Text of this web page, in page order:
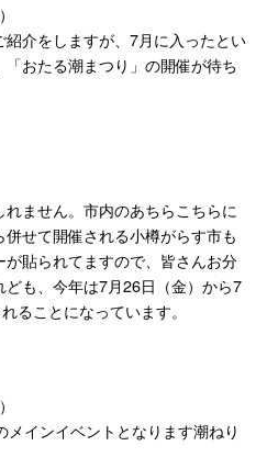
介をしますが、7月に入ったとい
おたる潮まつり」の開催が待ち
ません。市内のあちらこちらに
せて開催される小樽がらす市も
貼られてますので、皆さんお分
も、今年は7月26日（金）から7
ることになっています。
インイベントとなります潮ねり